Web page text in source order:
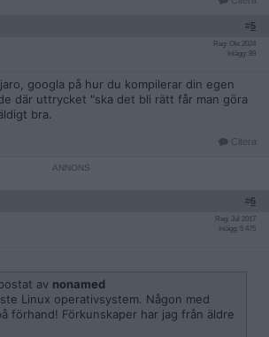
#5
Reg: Okt 2024
Inlägg: 89
googla på hur du kompilerar din egen
där uttrycket "ska det bli rätt får man göra
bra.
Citera
#6
Reg: Jul 2017
Inlägg: 5 475
av nonamed
Linux operativsystem. Någon med
förhand! Förkunskaper har jag från äldre